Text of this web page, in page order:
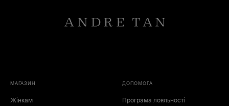
МАГАЗИН
Жінкам
ДОПОМОГА
Програма лояльності